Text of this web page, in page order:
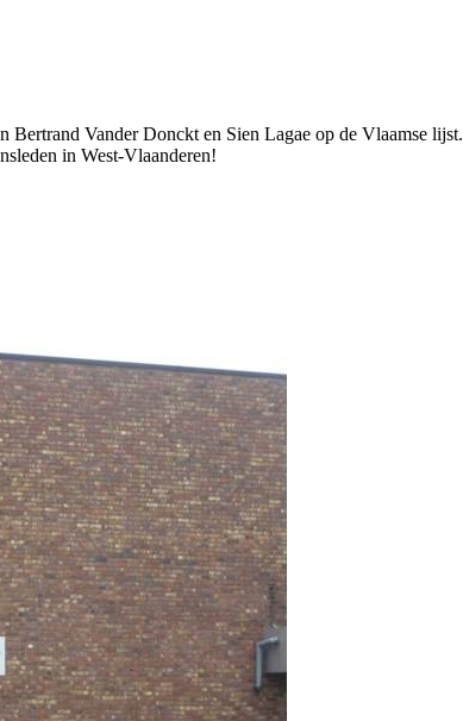
Bertrand Vander Donckt en Sien Lagae op de Vlaamse lijst.
in West-Vlaanderen!